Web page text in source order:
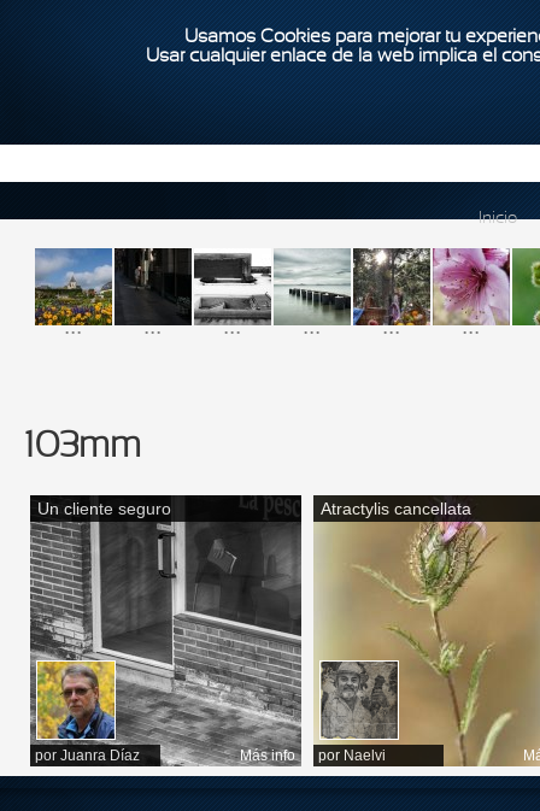
Usamos Cookies para mejorar tu
Usar cualquier enlace de la web implica el
Inicio
... ... ... ... ... ...
103mm
Un cliente seguro
por Juanra Díaz Más info
Atractylis cancellata
por Naelvi